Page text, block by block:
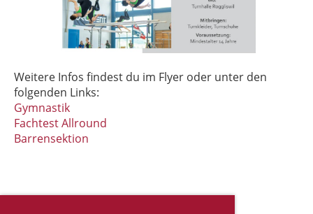
Weitere Infos findest du im Flyer oder unter den
folgenden Links:
Gymnastik
Fachtest Allround
Barrensektion